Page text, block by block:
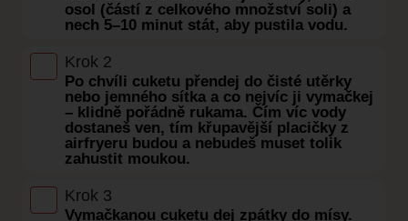
osol (částí z celkového množství soli) a
nech 5–10 minut stát, aby pustila vodu.
Krok 2
Po chvíli cuketu přendej do čisté utěrky
nebo jemného sítka a co nejvíc ji vymačkej
– klidně pořádně rukama. Čím víc vody
dostaneš ven, tím křupavější placičky z
airfryeru budou a nebudeš muset tolik
zahustit moukou.
Krok 3
Vymačkanou cuketu dej zpátky do mísy.